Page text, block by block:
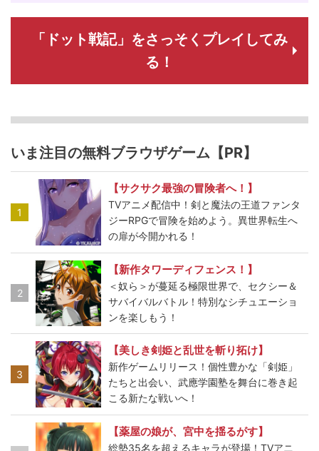
「ドット戦記」をさっそくプレイしてみ
る！
いま注目の無料ブラウザゲーム【PR】
1
【サクサク最強の冒険者へ！】
TVアニメ配信中！剣と魔法の王道ファンタ
ジーRPGで冒険を始めよう。異世界転生へ
の扉が今開かれる！
2
【新作タワーディフェンス！】
＜奴ら＞が蔓延る極限世界で、セクシー＆
サバイバルバトル！特別なシチュエーショ
ンを楽しもう！
3
【美しき剣姫と乱世を斬り拓け】
新作ゲームリリース！個性豊かな「剣姫」
たちと出会い、武應学園塾を舞台に巻き起
こる新たな戦いへ！
【薬屋の娘が、宮中を揺るがす】
総勢35名を超えるキャラが登場！TVアニ